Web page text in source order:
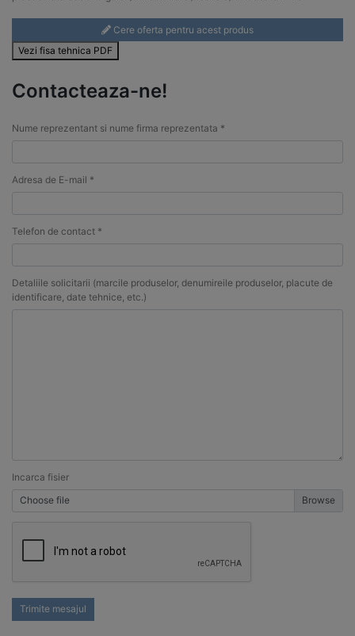
Cere oferta pentru acest produs
Vezi fisa tehnica PDF
Contacteaza-ne!
Nume reprezentant si nume firma reprezentata *
Adresa de E-mail *
Telefon de contact *
Detaliile solicitarii (marcile produselor, denumireile produselor, placute de
identificare, date tehnice, etc.)
Incarca fisier
Choose file
Trimite mesajul